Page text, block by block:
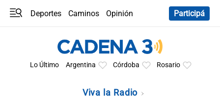
Deportes Caminos
Opinión
Participá
Lo Último Argentina Córdoba Rosario
Viva la Radio